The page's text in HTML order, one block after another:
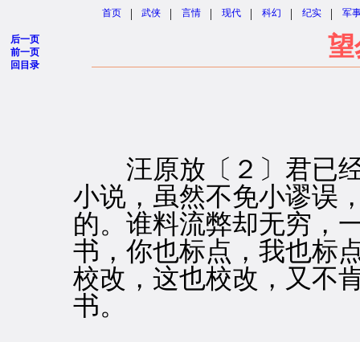
首页 | 武侠 | 言情 | 现代 | 科幻 | 纪实 | 军
后一页
前一页
回目录
望
汪原放〔２〕君已经
小说，虽然不免小谬误
的。谁料流弊却无穷，
书，你也标点，我也标
校改，这也校改，又不
书。